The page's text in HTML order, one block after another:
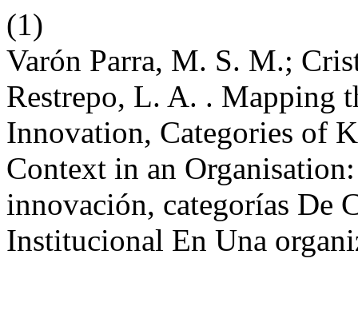
(1)
Varón Parra, M. S. M.;
Restrepo, L. A. . Mapping
Innovation, Categories of
Context in an
innovación, categorías De
Institucional En Una